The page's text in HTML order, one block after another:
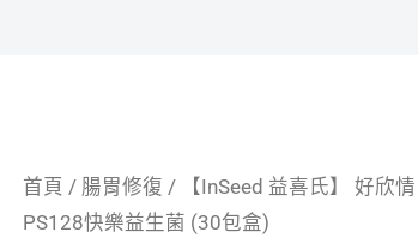
首頁 / 腸胃修復 / 【InSeed 益喜氏】 好欣情
PS128快樂益生菌 (30包盒)
原
目